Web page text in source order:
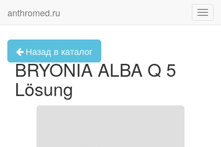
anthromed.ru
Назад в каталог
BRYONIA ALBA Q 5
Lösung